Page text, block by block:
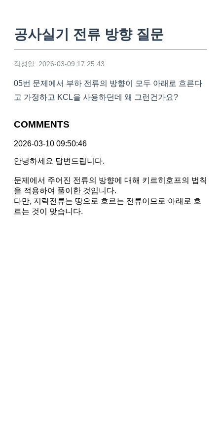
공사실기 전류 방향 질문
작성일: 2026-03-09 17:25:43
05번 문제에서 부하 전류의 방향이 모두 아래로 흐른다
고 가정하고 KCL을 사용하던데 왜 그런건가요?
COMMENTS
2026-03-10 09:50:46
안녕하세요 답변드립니다.
문제에서 주어진 전류의 방향에 대해 키르히호프의 법칙
을 적용하여 풀이한 것입니다.
다만, 지락전류는 땅으로 흐르는 전류이므로 아래로 흐
르는 것이 맞습니다.